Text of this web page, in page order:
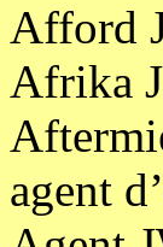
Afford
Afrika
agent